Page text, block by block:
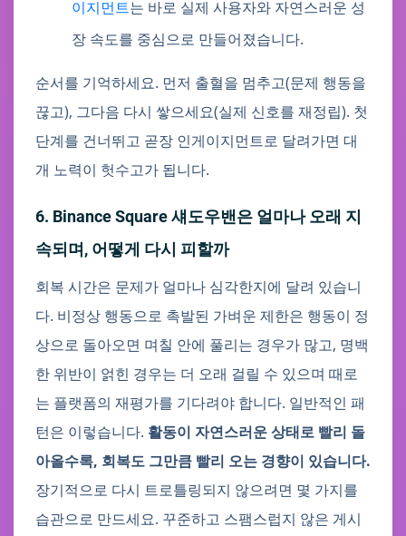
이지먼트는 바로 실제 사용자와 자연스러운 성
장 속도를 중심으로 만들어졌습니다.
순서를 기억하세요. 먼저 출혈을 멈추고(문제 행동을
끊고), 그다음 다시 쌓으세요(실제 신호를 재정립). 첫
단계를 건너뛰고 곧장 인게이지먼트로 달려가면 대
개 노력이 헛수고가 됩니다.
6. Binance Square 섀도우밴은 얼마나 오래 지
속되며, 어떻게 다시 피할까
회복 시간은 문제가 얼마나 심각한지에 달려 있습니
다. 비정상 행동으로 촉발된 가벼운 제한은 행동이 정
상으로 돌아오면 며칠 안에 풀리는 경우가 많고, 명백
한 위반이 얽힌 경우는 더 오래 걸릴 수 있으며 때로
는 플랫폼의 재평가를 기다려야 합니다. 일반적인 패
턴은 이렇습니다. 활동이 자연스러운 상태로 빨리 돌
아올수록, 회복도 그만큼 빨리 오는 경향이 있습니다.
장기적으로 다시 트로틀링되지 않으려면 몇 가지를
습관으로 만드세요. 꾸준하고 스팸스럽지 않은 게시